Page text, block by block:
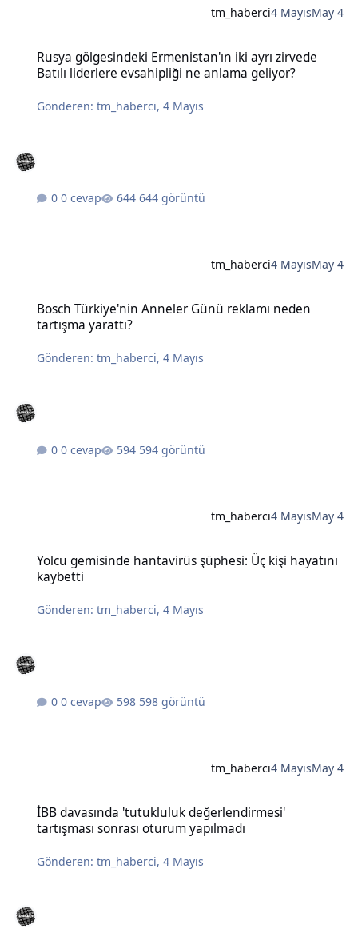
tm_haberci4 MayısMay 4
Rusya gölgesindeki Ermenistan'ın iki ayrı zirvede
Batılı liderlere evsahipliği ne anlama geliyor?
Gönderen:tm_haberci,4 Mayıs
0 cevap 644 görüntü
tm_haberci4 MayısMay 4
Bosch Türkiye'nin Anneler Günü reklamı neden
tartışma yarattı?
Gönderen:tm_haberci,4 Mayıs
0 cevap 594 görüntü
tm_haberci4 MayısMay 4
Yolcu gemisinde hantavirüs şüphesi: Üç kişi hayatını
kaybetti
Gönderen:tm_haberci,4 Mayıs
0 cevap 598 görüntü
tm_haberci4 MayısMay 4
İBB davasında 'tutukluluk değerlendirmesi'
tartışması sonrası oturum yapılmadı
Gönderen:tm_haberci,4 Mayıs